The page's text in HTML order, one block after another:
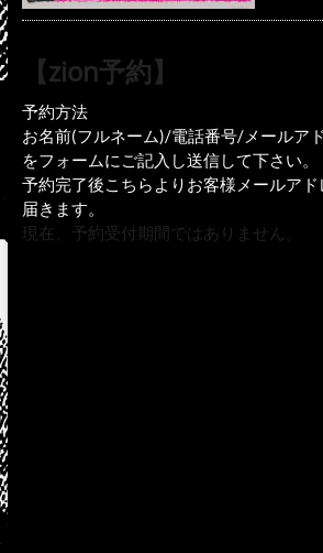
【zion予約】
予約方法
お名前(フルネーム)/電話番号/メールア
をフォームにご記入し送信して下さい。
予約完了後こちらよりお客様メールア
届きます。
現在、予約受付期間ではありません。